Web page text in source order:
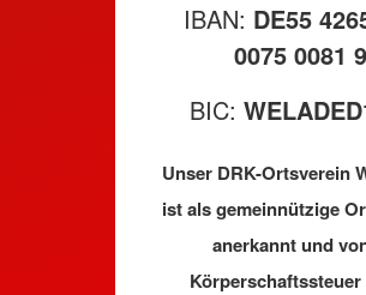
IBAN: DE55
0075 0081
BIC:
Unser DRK-Ortsverein
ist als gemeinnützige
anerkannt und